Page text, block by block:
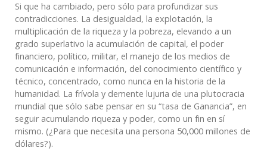
Si que ha cambiado, pero sólo para profundizar sus
contradicciones. La desigualdad, la explotación, la
multiplicación de la riqueza y la pobreza, elevando a un
grado superlativo la acumulación de capital, el poder
financiero, político, militar, el manejo de los medios de
comunicación e información, del conocimiento científico y
técnico, concentrado, como nunca en la historia de la
humanidad. La frívola y demente lujuria de una plutocracia
mundial que sólo sabe pensar en su “tasa de Ganancia”, en
seguir acumulando riqueza y poder, como un fin en sí
mismo. (¿Para que necesita una persona 50,000 millones de
dólares?).